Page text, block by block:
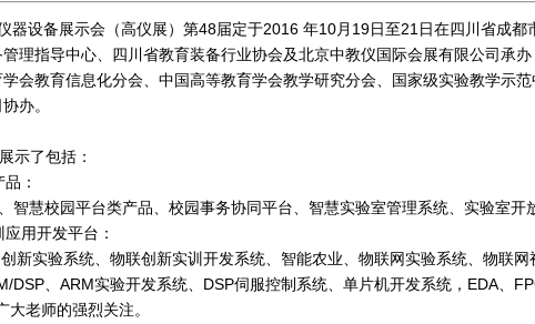
器设备展示会（高仪展）第48届定于2016 年10月19日至21日在四川省成都
理指导中心、四川省教育装备行业协会及北京中教仪国际会展有限公司承
会教育信息化分会、中国高等教育学会教学研究分会、国家级实验教学示
办。
了包括：
：
慧校园平台类产品、校园事务协同平台、智慧实验室管理系统、实验室开
用开发平台：
实验系统、物联创新实训开发系统、智能农业、物联网实验系统、物联网
DSP、ARM实验开发系统、DSP伺服控制系统、单片机开发系统，EDA、
老师的强烈关注。